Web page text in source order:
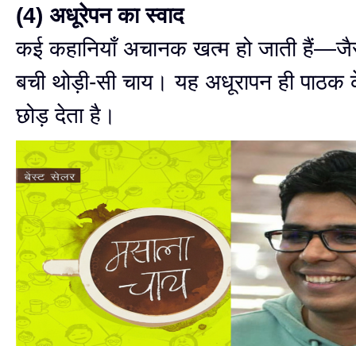
(4) अधूरेपन का स्वाद
कई कहानियाँ अचानक खत्म हो जाती
बची थोड़ी-सी चाय। यह अधूरापन ही
छोड़ देता है।